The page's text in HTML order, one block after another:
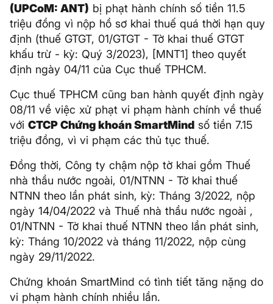
(UPCoM: ANT) bị phạt hành chính số tiền 11.5
triệu đồng vì nộp hồ sơ khai thuế quá thời hạn quy
định (thuế GTGT, 01/GTGT - Tờ khai thuế GTGT
khấu trừ - kỳ: Quý 3/2023), [MNT1] theo quyết
định ngày 04/11 của Cục thuế TPHCM.
Cục thuế TPHCM cũng ban hành quyết định ngày
08/11 về việc xử phạt vi phạm hành chính về thuế
với CTCP Chứng khoán SmartMind số tiền 7.15
triệu đồng, vì vi phạm các thủ tục thuế.
Đồng thời, Công ty chậm nộp tờ khai gồm Thuế
nhà thầu nước ngoài, 01/NTNN - Tờ khai thuế
NTNN theo lần phát sinh, kỳ: Tháng 3/2022, nộp
ngày 14/04/2022 và Thuế nhà thầu nước ngoài ,
01/NTNN - Tờ khai thuế NTNN theo lần phát sinh,
kỳ: Tháng 10/2022 và tháng 11/2022, nộp cùng
ngày 29/11/2022.
Chứng khoán SmartMind có tình tiết tăng nặng do
vi phạm hành chính nhiều lần.